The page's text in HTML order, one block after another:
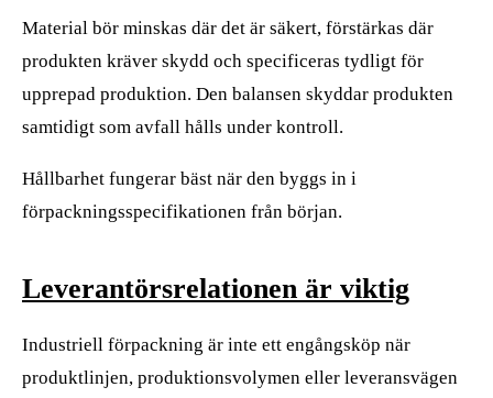
Material bör minskas där det är säkert, förstärkas där
produkten kräver skydd och specificeras tydligt för
upprepad produktion. Den balansen skyddar produkten
samtidigt som avfall hålls under kontroll.
Hållbarhet fungerar bäst när den byggs in i
förpackningsspecifikationen från början.
Leverantörsrelationen är viktig
Industriell förpackning är inte ett engångsköp när
produktlinjen, produktionsvolymen eller leveransvägen